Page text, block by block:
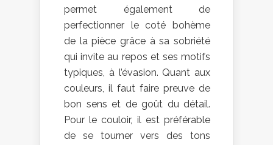
permet également de
perfectionner le coté bohème
de la pièce grâce à sa sobriété
qui invite au repos et ses motifs
typiques, à l’évasion. Quant aux
couleurs, il faut faire preuve de
bon sens et de goût du détail.
Pour le couloir, il est préférable
de se tourner vers des tons